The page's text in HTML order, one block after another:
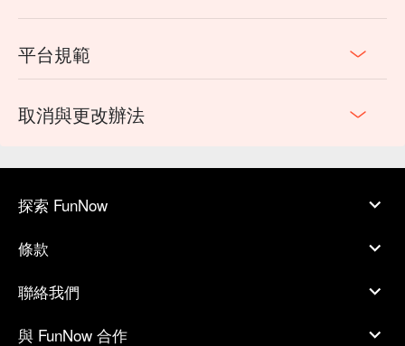
平台規範
取消與更改辦法
探索 FunNow
條款
聯絡我們
與 FunNow 合作